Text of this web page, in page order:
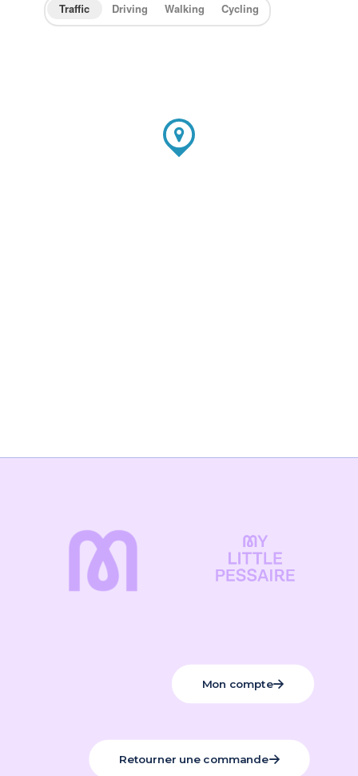
Traffic Driving Walking Cycling
Mon compte
Retourner une commande